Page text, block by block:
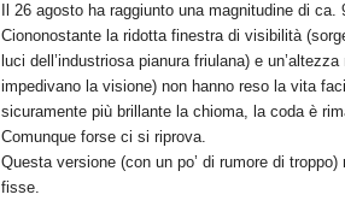
Il 26 agosto ha raggiunto una magnitudine di
Ciononostante la ridotta finestra di visibilità
luci dell’industriosa pianura friulana) e
impedivano la visione) non hanno reso la vita
sicuramente più brillante la chioma, la coda è
Comunque forse ci si riprova.
Questa versione (con un po’ di rumore di
fisse.